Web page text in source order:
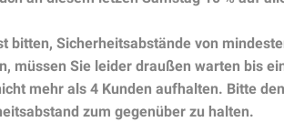
bitten, Sicherheitsabstände von
müssen Sie leider draußen warten bis
mehr als 4 Kunden aufhalten. Bitte
zum gegenüber zu halten.